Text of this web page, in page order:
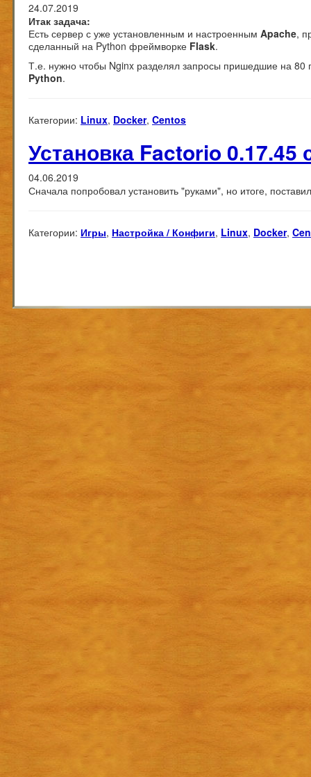
24.07.2019
Итак задача:
Есть сервер с уже установленным и настроенным Apache,
сделанный на Python фреймворке Flask.
Т.е. нужно чтобы Nginx разделял запросы пришедшие на 80
Python.
Категории: Linux, Docker, Centos
Установка Factorio 0.17.45
04.06.2019
Сначала попробовал установить "руками", но итоге,
Категории: Игры, Настройка / Конфиги, Linux, Docker,